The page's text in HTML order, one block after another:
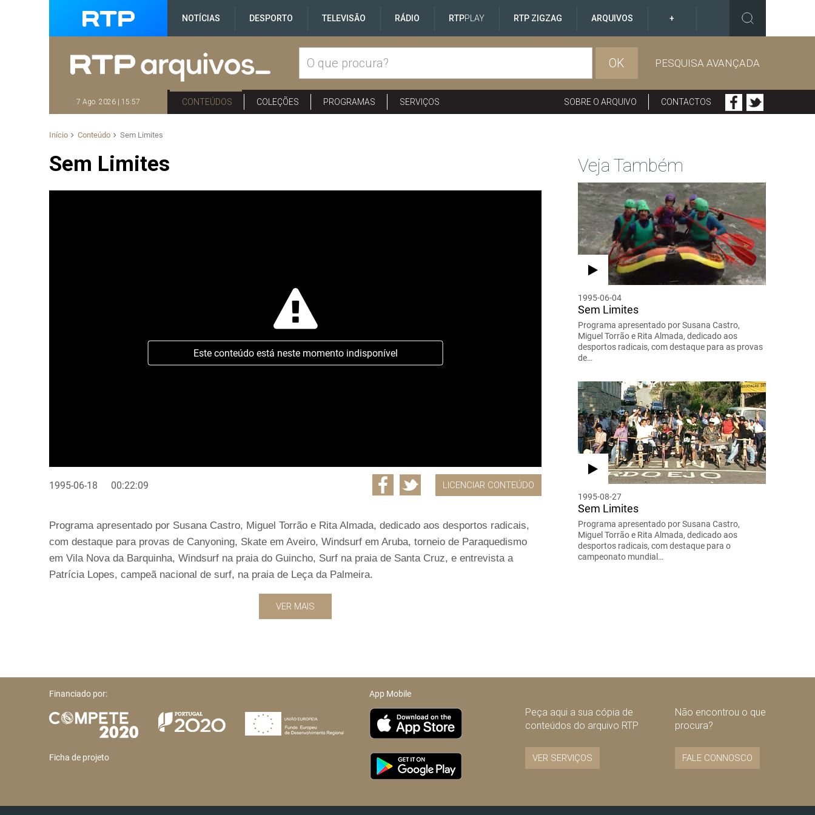
NOTÍCIAS DESPORTO TELEVISÃO RÁDIO RTPPLAY RTP ZIGZAG ARQUIVOS +
OK PESQUISA AVANÇADA
7 Ago. 2026 | 15:57 CONTEÚDOS COLEÇÕES PROGRAMAS SERVIÇOS SOBRE O ARQUIVO CONTACTOS
Início Conteúdo Sem Limites
Sem Limites
Este conteúdo está neste momento indisponível
1995-06-18 00:22:09 LICENCIAR CONTEÚDO
Programa apresentado por Susana Castro, Miguel Torrão e Rita Almada, dedicado aos desportos radicais,
com destaque para provas de Canyoning, Skate em Aveiro, Windsurf em Aruba, torneio de Paraquedismo
em Vila Nova da Barquinha, Windsurf na praia do Guincho, Surf na praia de Santa Cruz, e entrevista a
Patrícia Lopes, campeã nacional de surf, na praia de Leça da Palmeira.
VER MAIS
Veja Também
1995-06-04
Sem Limites
Programa apresentado por Susana Castro,
Miguel Torrão e Rita Almada, dedicado aos
desportos radicais, com destaque para as provas
de…
1995-08-27
Sem Limites
Programa apresentado por Susana Castro,
Miguel Torrão e Rita Almada, dedicado aos
desportos radicais, com destaque para o
campeonato mundial…
Financiado por:
Ficha de projeto
App Mobile
Peça aqui a sua cópia de
conteúdos do arquivo RTP
VER SERVIÇOS
Não encontrou o que
procura?
FALE CONNOSCO